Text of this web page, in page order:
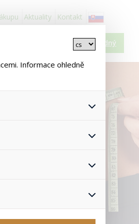
Aktuality Kontakt
Košík je prázdný
Informace ohledně
s uživáním cookies. Pro
nedokážeme zjistit
se nevhodným